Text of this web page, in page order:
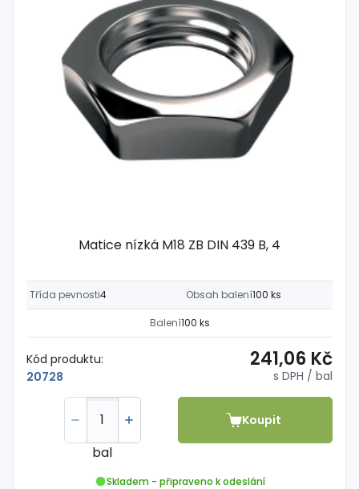
Matice nízká M18 ZB DIN 439 B, 4
Třída pevnosti4 Obsah balení100 ks
Balení100 ks
Kód produktu:
20728
241,06 Kč
s DPH / bal
bal
Koupit
Skladem - připraveno k odeslání